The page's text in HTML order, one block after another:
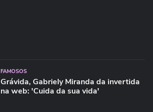
FAMOSOS
Grávida, Gabriely Miranda da invertida
na web: 'Cuida da sua vida'